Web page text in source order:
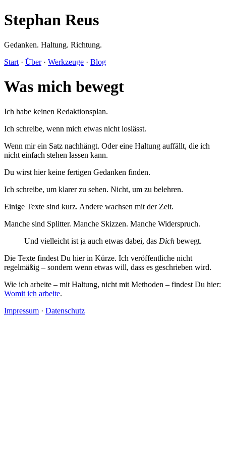
Stephan Reus
Gedanken. Haltung. Richtung.
Start · Über· Werkzeuge · Blog
Was mich bewegt
Ich habe keinen Redaktionsplan.
Ich schreibe, wenn mich etwas nicht loslässt.
Wenn mir ein Satz nachhängt. Oder eine Haltung auffällt, die ich
nicht einfach stehen lassen kann.
Du wirst hier keine fertigen Gedanken finden.
Ich schreibe, um klarer zu sehen. Nicht, um zu belehren.
Einige Texte sind kurz. Andere wachsen mit der Zeit.
Manche sind Splitter. Manche Skizzen. Manche Widerspruch.
Und vielleicht ist ja auch etwas dabei, das Dich bewegt.
Die Texte findest Du hier in Kürze. Ich veröffentliche nicht
regelmäßig – sondern wenn etwas will, dass es geschrieben wird.
Wie ich arbeite – mit Haltung, nicht mit Methoden – findest Du hier:
Womit ich arbeite.
Impressum · Datenschutz